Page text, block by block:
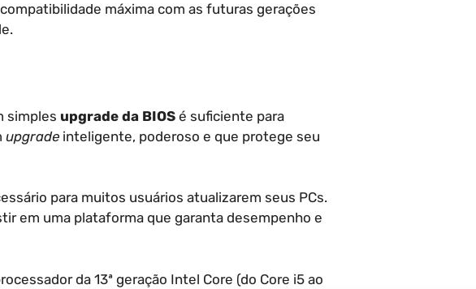
máxima com as futuras gerações
simples upgrade da BIOS é suficiente para
upgrade inteligente, poderoso e que protege seu
para muitos usuários atualizarem seus PCs.
em uma plataforma que garanta desempenho e
da 13ª geração Intel Core (do Core i5 ao